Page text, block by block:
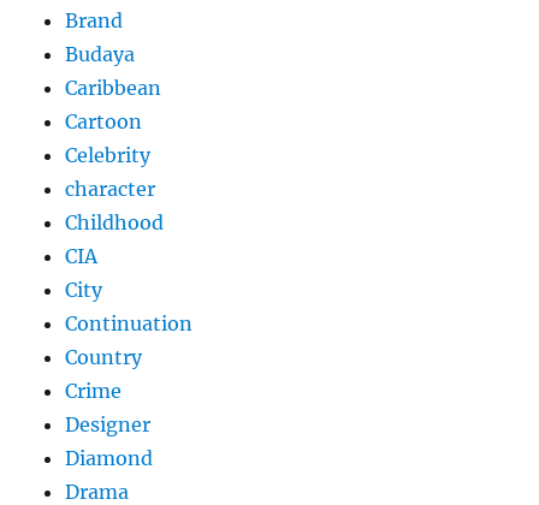
Brand
Budaya
Caribbean
Cartoon
Celebrity
character
Childhood
CIA
City
Continuation
Country
Crime
Designer
Diamond
Drama